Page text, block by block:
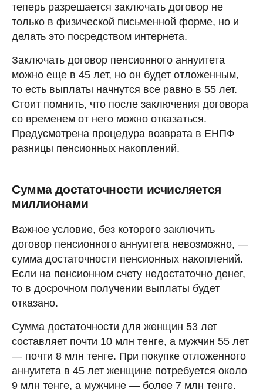
теперь разрешается заключать договор не
только в физической письменной форме, но и
делать это посредством интернета.
Заключать договор пенсионного аннуитета
можно еще в 45 лет, но он будет отложенным,
то есть выплаты начнутся все равно в 55 лет.
Стоит помнить, что после заключения договора
со временем от него можно отказаться.
Предусмотрена процедура возврата в ЕНПФ
разницы пенсионных накоплений.
Сумма достаточности исчисляется
миллионами
Важное условие, без которого заключить
договор пенсионного аннуитета невозможно, —
сумма достаточности пенсионных накоплений.
Если на пенсионном счету недостаточно денег,
то в досрочном получении выплаты будет
отказано.
Сумма достаточности для женщин 53 лет
составляет почти 10 млн тенге, а мужчин 55 лет
— почти 8 млн тенге. При покупке отложенного
аннуитета в 45 лет женщине потребуется около
9 млн тенге, а мужчине — более 7 млн тенге.